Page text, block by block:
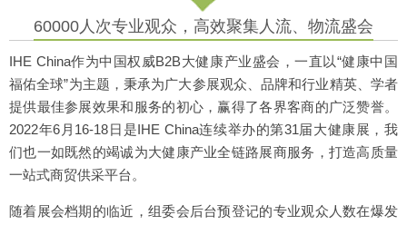
60000人次专业观众，高效聚集人流、物流盛会
IHE China作为中国权威B2B大健康产业盛会，一直以“健康中国
福佑全球”为主题，秉承为广大参展观众、品牌和行业精英、学者
提供最佳参展效果和服务的初心，赢得了各界客商的广泛赞誉。
2022年6月16-18日是IHE China连续举办的第31届大健康展，我
们也一如既然的竭诚为大健康产业全链路展商服务，打造高质量
一站式商贸供采平台。
随着展会档期的临近，组委会后台预登记的专业观众人数在爆发